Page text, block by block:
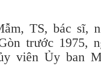
TS, bác sĩ,
trước 1975,
viên Ủy ban